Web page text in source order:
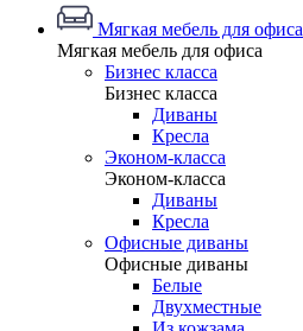
Мягкая мебель для офиса
Мягкая мебель для офиса
Бизнес класса
Бизнес класса
Диваны
Кресла
Эконом-класса
Эконом-класса
Диваны
Кресла
Офисные диваны
Офисные диваны
Белые
Двухместные